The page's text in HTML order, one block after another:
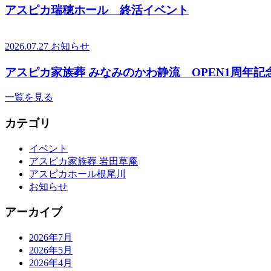
アスピカ瑞穂ホール 終活イベント
2026.07.27 お知らせ
アスピカ家族葬 みなみのかわ静流 OPEN1周年記
一覧を見る
カテゴリ
イベント
アスピカ家族葬 岩田草庵
アスピカホール根尾川
お知らせ
アーカイブ
2026年7月
2026年5月
2026年4月